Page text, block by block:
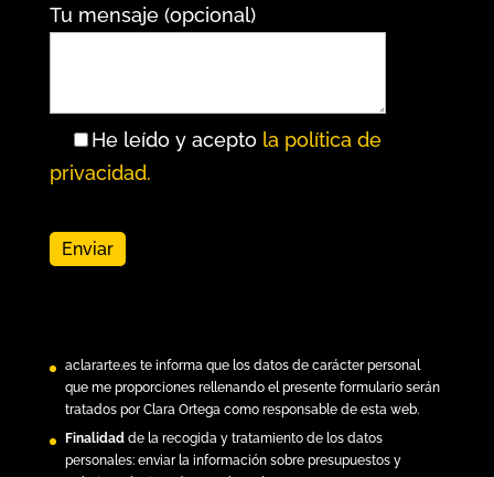
Tu mensaje (opcional)
He leído y acepto la política de
privacidad.
aclararte.este informa que los datos de carácter personal
que me proporciones rellenando el presente formulario serán
tratados por Clara Ortega como responsable de esta web.
Finalidadde la recogida y tratamiento de los datos
personales: enviar la información sobre presupuestos y